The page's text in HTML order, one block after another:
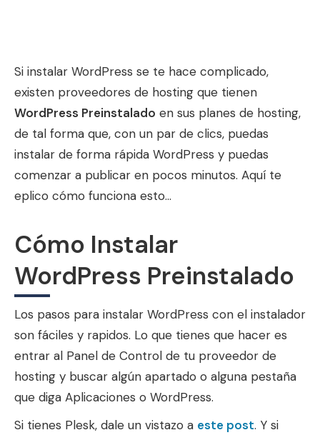
Si instalar WordPress se te hace complicado,
existen proveedores de hosting que tienen
WordPress Preinstalado en sus planes de hosting,
de tal forma que, con un par de clics, puedas
instalar de forma rápida WordPress y puedas
comenzar a publicar en pocos minutos. Aquí te
eplico cómo funciona esto…
Cómo Instalar
WordPress Preinstalado
Los pasos para instalar WordPress con el instalador
son fáciles y rapidos. Lo que tienes que hacer es
entrar al Panel de Control de tu proveedor de
hosting y buscar algún apartado o alguna pestaña
que diga Aplicaciones o WordPress.
Si tienes Plesk, dale un vistazo a este post. Y si